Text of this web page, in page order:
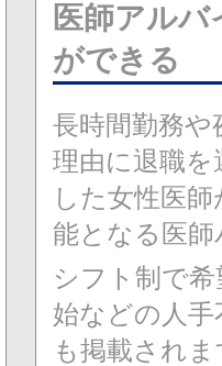
医師アル
ができる
長時間勤務
理由に退職
した女性医
能となる医
シフト制で
始などの人
も掲載され